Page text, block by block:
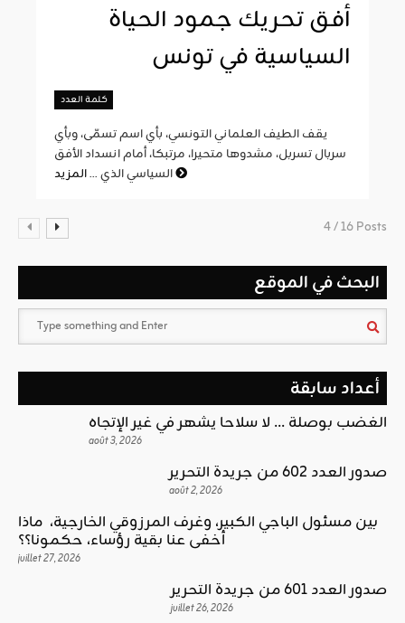
أفق تحريك جمود الحياة
السياسية في تونس
كلمة العدد
يقف الطيف العلماني التونسي، بأي اسم تسمّى، وبأي
سربال تسربل، مشدوها متحيرا، مرتبكا، أمام انسداد الأفق
السياسي الذي ...
4 / 16 Posts
البحث في الموقع
أعداد سابقة
الغضب بوصلة … لا سلاحا يشهر في غير الإتجاه
août 3, 2026
صدور العدد 602 من جريدة التحرير
août 2, 2026
بين مسئول الباجي الكبير، وغرف المرزوقي الخارجية، ماذا
أخفى عنا بقية رؤساء، حكمونا؟؟
juillet 27, 2026
صدور العدد 601 من جريدة التحرير
juillet 26, 2026